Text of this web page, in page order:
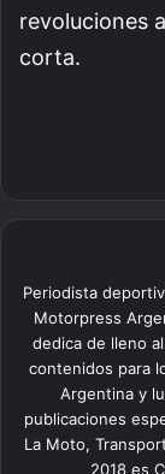
revoluciones
corta.
Periodista
Motorpress
dedica de lleno
contenidos para
Argentina y
publicaciones
La Moto,
2018 es